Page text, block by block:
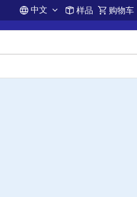
Account
中文 样品 购物车